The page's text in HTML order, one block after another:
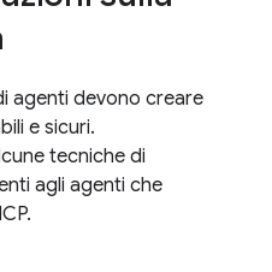
agenti devono creare
e sicuri.
tecniche di
agli agenti che